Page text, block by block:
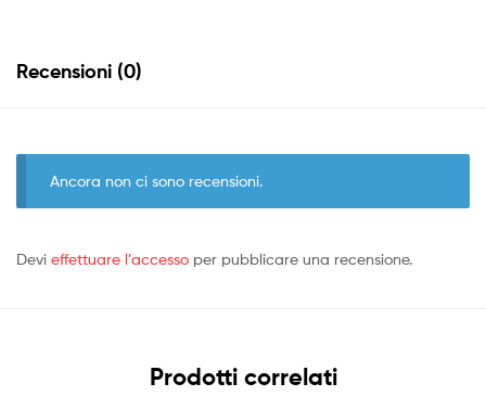
Recensioni (0)
Ancora non ci sono recensioni.
Devi effettuare l’accesso per pubblicare una recensione.
Prodotti correlati